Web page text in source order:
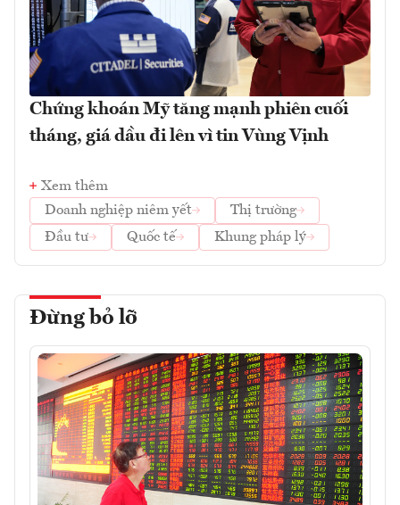
Chứng khoán Mỹ tăng mạnh phiên cuối
tháng, giá dầu đi lên vì tin Vùng Vịnh
Xem thêm
Doanh nghiệp niêm yết
Thị trường
Đầu tư
Quốc tế Khung pháp lý
Đừng bỏ lỡ